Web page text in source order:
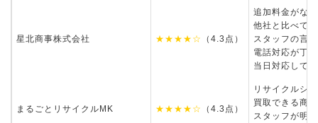
星北商事株式会社 ★★★★☆ （4.3点）
追加料金がな
他社と比べて
スタッフの言
電話対応が丁寧
当日対応して
まるごとリサイクルMK ★★★★☆ （4.3点）
リサイクルシ
買取できる商
スタッフが明